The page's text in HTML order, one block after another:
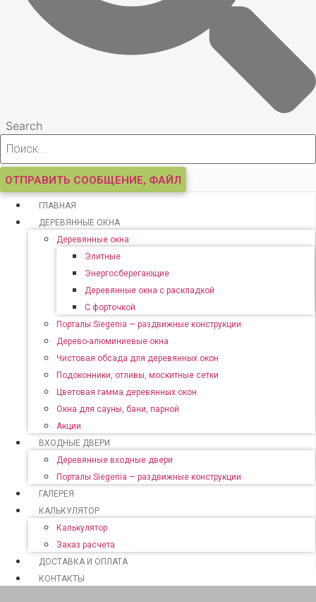
Search
ОТПРАВИТЬ СООБЩЕНИЕ, ФАЙЛ
ГЛАВНАЯ
ДЕРЕВЯННЫЕ ОКНА
Деревянные окна
Элитные
Энергосберегающие
Деревянные окна с раскладкой
С форточкой
Порталы Siegenia — раздвижные конструкции
Дерево-алюминиевые окна
Чистовая обсада для деревянных окон
Подоконники, отливы, москитные сетки
Цветовая гамма деревянных окон
Окна для сауны, бани, парной
Акции
ВХОДНЫЕ ДВЕРИ
Деревянные входные двери
Порталы Siegenia — раздвижные конструкции
ГАЛЕРЕЯ
КАЛЬКУЛЯТОР
Калькулятор
Заказ расчета
ДОСТАВКА И ОПЛАТА
КОНТАКТЫ